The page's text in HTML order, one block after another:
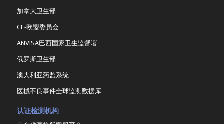
加拿大卫生部
CE-欧盟委员会
ANVISA巴西国家卫生监督署
俄罗斯卫生部
澳大利亚药监系统
医械不良事件全球监测数据库
认证检测机构